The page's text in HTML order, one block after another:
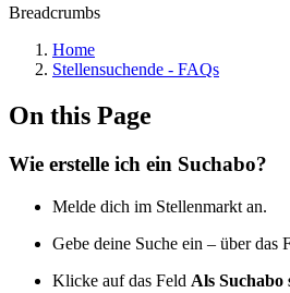
Breadcrumbs
Home
Stellensuchende - FAQs
On this Page
Wie erstelle ich ein Suchabo?
Melde dich im Stellenmarkt an.
Gebe deine Suche ein – über das
Klicke auf das Feld Als Suchabo